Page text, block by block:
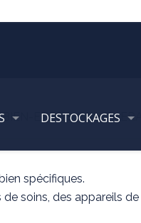
DESTOCKAGES
ETRE &
spécifiques.
soins, des appareils